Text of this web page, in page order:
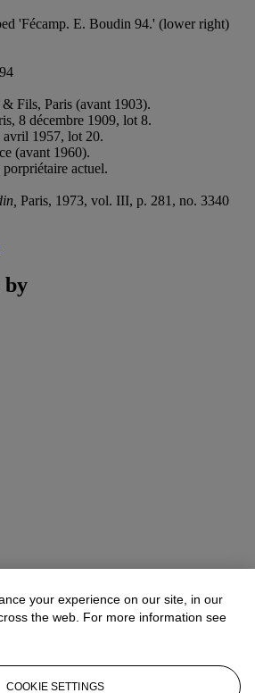
'Fécamp. E. Boudin 94.' (lower right)
Fils, Paris (avant 1903).
8 décembre 1909, lot 8.
avril 1957, lot 20.
(avant 1960).
porpriétaire actuel.
Paris, 1973, vol. III, p. 281, no. 3340
by
your experience on our site, in our
the web. For more information see
COOKIE SETTINGS